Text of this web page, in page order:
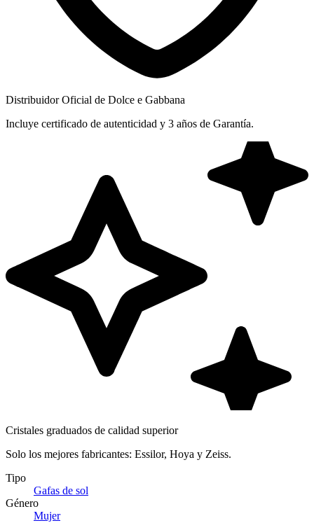
Distribuidor Oficial de Dolce e Gabbana
Incluye certificado de autenticidad y 3 años de Garantía.
Cristales graduados de calidad superior
Solo los mejores fabricantes: Essilor, Hoya y Zeiss.
Tipo
Gafas de sol
Género
Mujer